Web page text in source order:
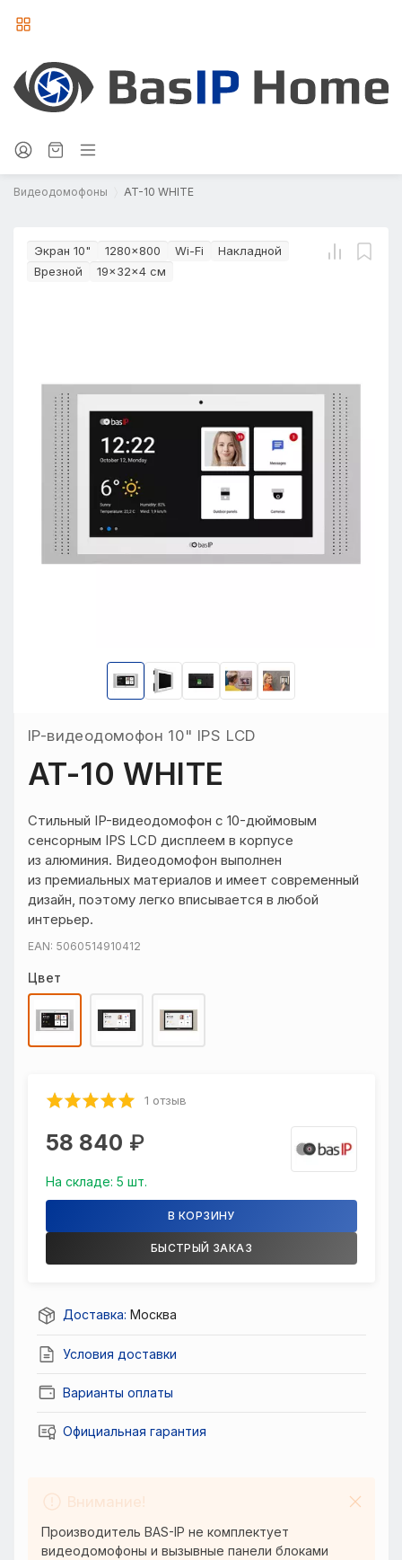
Видеодомофоны AT-10 WHITE
Экран 10" 1280×800 Wi-Fi
Накладной
Врезной
19×32×4 см
IP-видеодомофон 10" IPS LCD
AT-10 WHITE
Стильный IP-видеодомофон с 10-дюймовым
сенсорным IPS LCD дисплеем в корпусе
из алюминия. Видеодомофон выполнен
из премиальных материалов и имеет современный
дизайн, поэтому легко вписывается в любой
интерьер.
EAN: 5060514910412
Цвет
1 отзыв
58 840 ₽
На складе: 5 шт.
В КОРЗИНУ
БЫСТРЫЙ ЗАКАЗ
Доставка: Москва
Условия доставки
Варианты оплаты
Официальная гарантия
Внимание!
Производитель BAS-IP не комплектует
видеодомофоны и вызывные панели блоками